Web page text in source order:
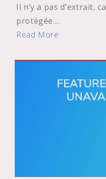
Il n’y a pas d’extrait,
protégée....
Read More